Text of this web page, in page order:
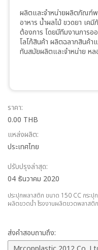
ผลิตและจำหน่ายผลิตภัณฑ์
อาหาร น้ำผลไม้ ขวดยา เ
ต้องการ โดยมีทีมงานการ
โลโก้สินค้า ผลิตฉลากสินค้า
ทันสมัยผลิตและจำหน่าย ห
ราคา:
0.00 THB
แหล่งผลิต:
ประเทศไทย
ปรับปรุงล่าสุด:
04 ธันวาคม 2020
ประปุกพลาสติก ขนาด 150 CC กระ
ผลิตขวดน้ำ โรงงานผลิตขวดพลาส
ส่งคำสอบถามถึง: